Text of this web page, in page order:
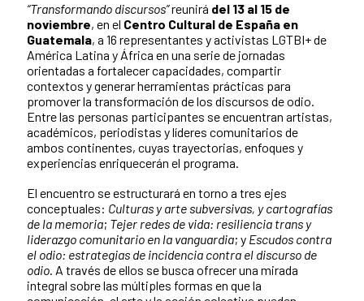
“Transformando discursos”reunirá del 13 al 15 de
noviembre, en el Centro Cultural de España en
Guatemala, a 16 representantes y activistas LGTBI+ de
América Latina y África en una serie de jornadas
orientadas a fortalecer capacidades, compartir
contextos y generar herramientas prácticas para
promover la transformación de los discursos de odio.
Entre las personas participantes se encuentran artistas,
académicos, periodistas y líderes comunitarios de
ambos continentes, cuyas trayectorias, enfoques y
experiencias enriquecerán el programa.
El encuentro se estructurará en torno a tres ejes
conceptuales: Culturas y arte subversivas, y cartografías
de la memoria; Tejer redes de vida: resiliencia trans y
liderazgo comunitario en la vanguardia; y Escudos contra
el odio: estrategias de incidencia contra el discurso de
odio. A través de ellos se busca ofrecer una mirada
integral sobre las múltiples formas en que la